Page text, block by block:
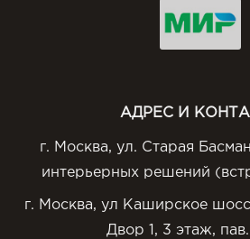
АДРЕС И
г. Москва, ул. Старая
интерьерных решений
г. Москва, ул Каширское
Двор 1, 3 этаж,